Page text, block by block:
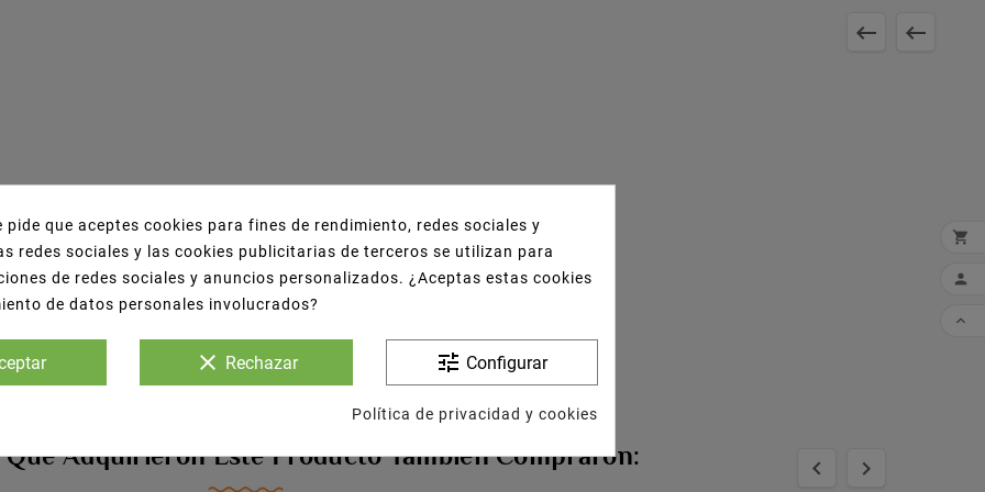
 
Adquirieron Este Producto También Compraron:  



pide que aceptes cookies para fines de rendimiento, redes sociales y
redes sociales y las cookies publicitarias de terceros se utilizan para
de redes sociales y anuncios personalizados. ¿Aceptas estas cookies
de datos personales involucrados?
clear Rechazar tune Configurar
Política de privacidad y cookies